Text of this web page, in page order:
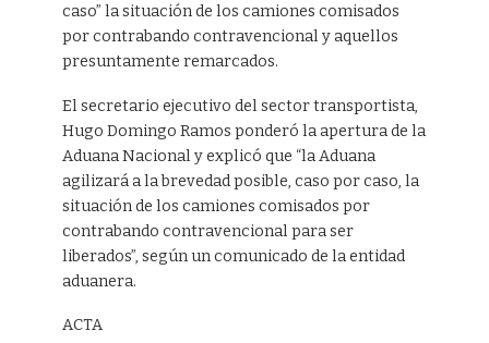
caso” la situación de los camiones comisados
por contrabando contravencional y aquellos
presuntamente remarcados.
El secretario ejecutivo del sector transportista,
Hugo Domingo Ramos ponderó la apertura de la
Aduana Nacional y explicó que “la Aduana
agilizará a la brevedad posible, caso por caso, la
situación de los camiones comisados por
contrabando contravencional para ser
liberados”, según un comunicado de la entidad
aduanera.
ACTA